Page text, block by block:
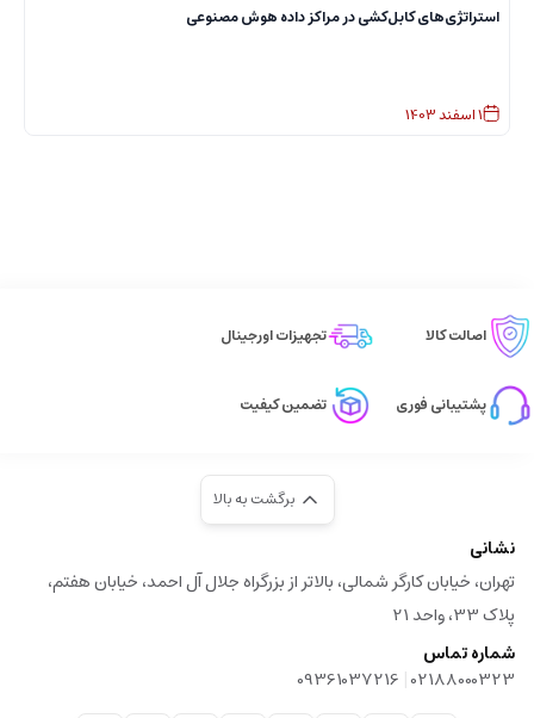
استراتژی‌های کابل‌کشی در مراکز داده هوش مصنوعی
1اسفند1403
اصالت کالا تجهیزات اورجینال
پشتیبانی فوری تضمین کیفیت
برگشت به بالا
نشانی
تهران، خیابان کارگر شمالی، بالاتر از بزرگراه جلال آل احمد، خیابان هفتم،
پلاک 33، واحد 21
شماره تماس
02188000323
|
09361037216